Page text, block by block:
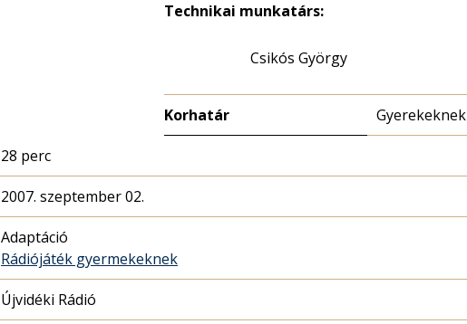
Technikai munkatárs:
Csikós György
Korhatár Gyerekeknek
28 perc
2007. szeptember 02.
Adaptáció
Rádiójáték gyermekeknek
Újvidéki Rádió